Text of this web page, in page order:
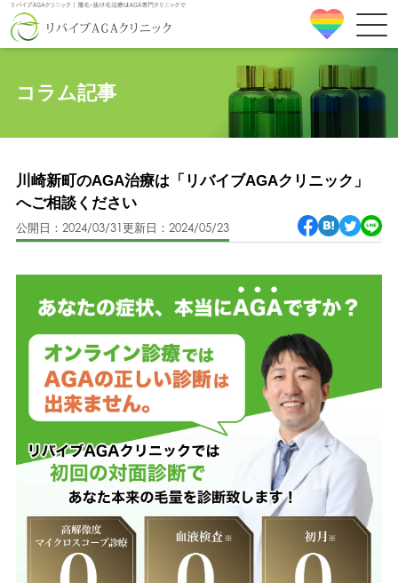
コラム記事
川崎新町のAGA治療は「リバイブAGAクリニック」
へご相談ください
公開日：2024/03/31更新日：2024/05/23